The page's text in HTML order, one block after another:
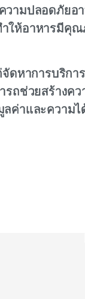
วามปลอดภัย
ให้อาหารมีคุ
ดหาการบริก
รถช่วยสร้างค
ค่าและความ